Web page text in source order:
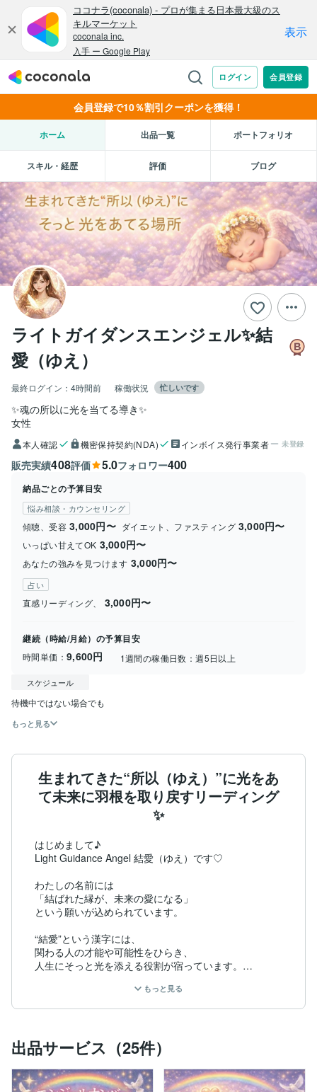
会員登録で10％割引クーポンを獲得！
ホーム 出品一覧 ポートフォリオ
スキル・経歴 評価 ブログ
ライトガイダンスエンジェル✨結
愛（ゆえ）
最終ログイン： 4時間前 稼働状況 忙しいです
✨魂の所以に光を当てる導き✨
女性
本人確認 機密保持契約(NDA) インボイス発行事業者 未登録
販売実績408評価 5.0フォロワー400
納品ごとの予算目安
悩み相談・カウンセリング
傾聴、受容 3,000円〜 ダイエット、ファスティング 3,000円〜
いっぱい甘えてOK 3,000円〜
あなたの強みを見つけます 3,000円〜
占い
直感リーディング、 3,000円〜
継続（時給/月給）の予算目安
時間単価： 9,600円 1週間の稼働日数：週5日以上
スケジュール
待機中ではない場合でも
もっと見る
生まれてきた“所以（ゆえ）”に光をあ
て未来に羽根を取り戻すリーディング
✨
はじめまして♪
Light Guidance Angel 結愛（ゆえ）です♡
わたしの名前には
「結ばれた縁が、未来の愛になる」
という願いが込められています。
“結愛”という漢字には、
関わる人の才能や可能性をひらき、
人生にそっと光を添える役割が宿っています。
そして“ゆえ”という音には、
「根源の理由」「本質」
誰もが持つ“使命の所以（ゆえ）”
を思い出すきっかけを届けたいと願っています。
もっと見る
出品サービス（25件）